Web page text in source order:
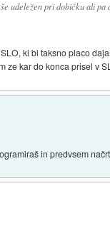
udeležen pri dobičku ali
ki bi taksno placo
ze kar do konca prisel v
in predvsem